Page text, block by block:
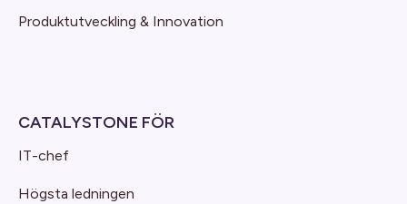
Produktutveckling & Innovation
CATALYSTONE FÖR
IT-chef
Högsta ledningen